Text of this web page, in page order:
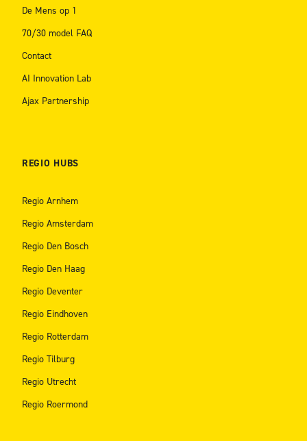
De Mens op 1
70/30 model FAQ
Contact
AI Innovation Lab
Ajax Partnership
REGIO HUBS
Regio Arnhem
Regio Amsterdam
Regio Den Bosch
Regio Den Haag
Regio Deventer
Regio Eindhoven
Regio Rotterdam
Regio Tilburg
Regio Utrecht
Regio Roermond